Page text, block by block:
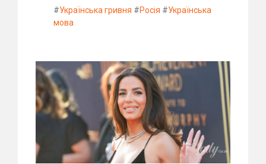
#Українська гривня #Росія #Українська
мова